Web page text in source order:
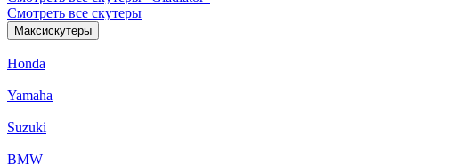
Смотреть все скутеры
Максискутеры
Honda
Yamaha
Suzuki
BMW